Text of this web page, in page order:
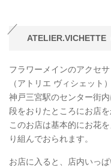
ATELIER.VICHETTE
フラワーメインのアクセ
（アトリエ ヴィシェット
神戸三宮駅のセンター街
段をおりたところにお店
このお店は基本的にお花
り組んでおられます。
お店に入ると、店内いっ